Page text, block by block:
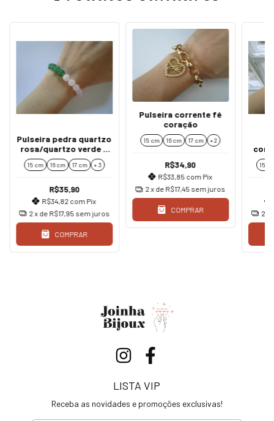
Pulseira pedra quartzo
rosa/quartzo verde 8
mm
15 cm 16 cm 17 cm + 3
R$35,90
R$34,82 com Pix
2x de R$17,95 sem juros
COMPRAR
Pulseira corrente fé
coração
15 cm 16 cm 17 cm + 2
R$34,90
R$33,85 com Pix
2 x de R$17,45 sem juros
COMPRAR
15
2
LISTA VIP
Receba as novidades e promoções exclusivas!